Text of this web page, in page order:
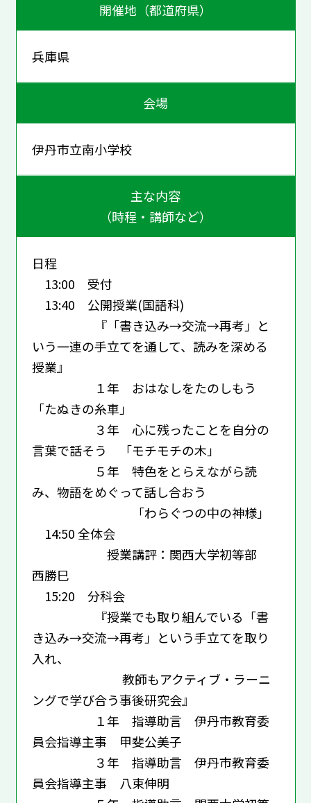
開催地（都道府県）
兵庫県
会場
伊丹市立南小学校
主な内容
（時程・講師など）
日程
13:00 受付
13:40 公開授業(国語科)
『「書き込み→交流→再考」と
いう一連の手立てを通して、読みを深める
授業』
１年 おはなしをたのしもう
「たぬきの糸車」
３年 心に残ったことを自分の
言葉で話そう 「モチモチの木」
５年 特色をとらえながら読
み、物語をめぐって話し合おう
「わらぐつの中の神様」
14:50 全体会
授業講評：関西大学初等部
西勝巳
15:20 分科会
『授業でも取り組んでいる「書
き込み→交流→再考」という手立てを取り
入れ、
教師もアクティブ・ラーニ
ングで学び合う事後研究会』
１年 指導助言 伊丹市教育委
員会指導主事 甲斐公美子
３年 指導助言 伊丹市教育委
員会指導主事 八束伸明